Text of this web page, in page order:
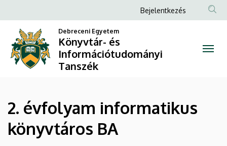
évfolyam
informatikus
könyvtáros
Könyvtár-
a
tartalomra
Anonim
menüje
Bejelentkezés
Debreceni Egyetem
Könyvtár- és
Információtudományi
Tanszék
2. évfolyam informatikus
könyvtáros BA